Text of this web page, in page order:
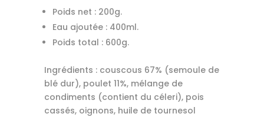
Poids net : 200g.
Eau ajoutée : 400ml.
Poids total : 600g.
Ingrédients : couscous 67% (semoule de
blé dur), poulet 11%, mélange de
condiments (contient du céleri), pois
cassés, oignons, huile de tournesol